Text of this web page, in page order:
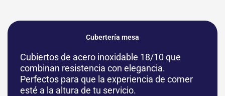
Cubertería mesa
Cubiertos de acero inoxidable 18/10 que
combinan resistencia con elegancia.
Perfectos para que la experiencia de comer
esté a la altura de tu servicio.